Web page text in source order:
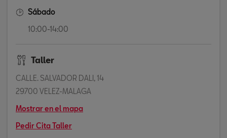
Sábado
10:00-14:00
Taller
CALLE. SALVADOR DALI, 14
29700 VELEZ-MALAGA
Mostrar en el mapa
Pedir Cita Taller